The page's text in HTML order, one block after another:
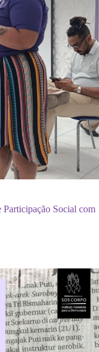
Social com